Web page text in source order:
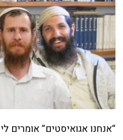
“אנחנו אגואיסטים” אומרים